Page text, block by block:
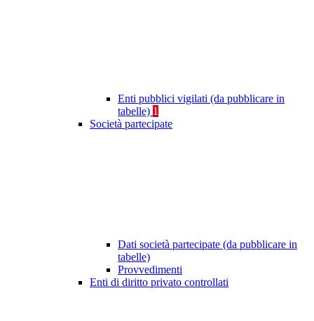
Enti pubblici vigilati (da pubblicare in
tabelle) 1
Società partecipate
Dati società partecipate (da pubblicare in
tabelle)
Provvedimenti
Enti di diritto privato controllati